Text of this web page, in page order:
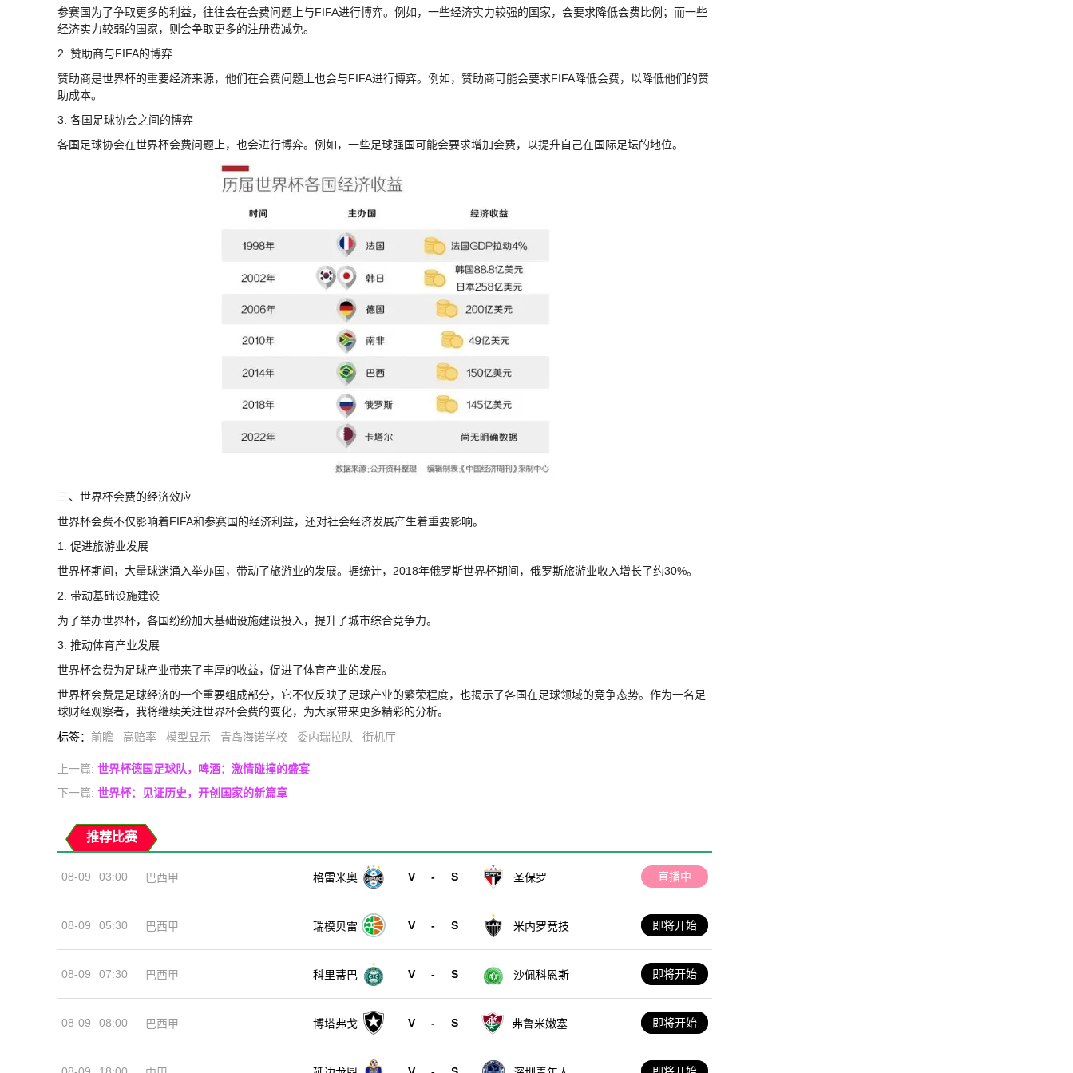
参赛国为了争取更多的利益，往往会在会费问题上与FIFA进行博弈。例如，一些经济实力较强的国家，会要求降低会费比例；而一些
经济实力较弱的国家，则会争取更多的注册费减免。
2. 赞助商与FIFA的博弈
赞助商是世界杯的重要经济来源，他们在会费问题上也会与FIFA进行博弈。例如，赞助商可能会要求FIFA降低会费，以降低他们的赞
助成本。
3. 各国足球协会之间的博弈
各国足球协会在世界杯会费问题上，也会进行博弈。例如，一些足球强国可能会要求增加会费，以提升自己在国际足坛的地位。
三、世界杯会费的经济效应
世界杯会费不仅影响着FIFA和参赛国的经济利益，还对社会经济发展产生着重要影响。
1. 促进旅游业发展
世界杯期间，大量球迷涌入举办国，带动了旅游业的发展。据统计，2018年俄罗斯世界杯期间，俄罗斯旅游业收入增长了约30%。
2. 带动基础设施建设
为了举办世界杯，各国纷纷加大基础设施建设投入，提升了城市综合竞争力。
3. 推动体育产业发展
世界杯会费为足球产业带来了丰厚的收益，促进了体育产业的发展。
世界杯会费是足球经济的一个重要组成部分，它不仅反映了足球产业的繁荣程度，也揭示了各国在足球领域的竞争态势。作为一名足
球财经观察者，我将继续关注世界杯会费的变化，为大家带来更多精彩的分析。
标签： 前瞻 高赔率 模型显示 青岛海诺学校 委内瑞拉队 街机厅
上一篇: 世界杯德国足球队，啤酒：激情碰撞的盛宴
下一篇: 世界杯：见证历史，开创国家的新篇章
推荐比赛
08-09 03:00 巴西甲 格雷米奥 V - S 圣保罗 直播中
08-09 05:30 巴西甲 瑞模贝雷 V - S 米内罗竞技 即将开始
08-09 07:30 巴西甲 科里蒂巴 V - S 沙佩科恩斯 即将开始
08-09 08:00 巴西甲 博塔弗戈 V - S 弗鲁米嫩塞 即将开始